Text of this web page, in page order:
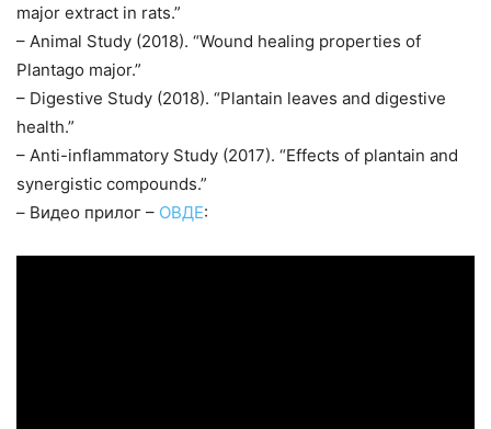
major extract in rats.”
– Animal Study (2018). “Wound healing properties of
Plantago major.”
– Digestive Study (2018). “Plantain leaves and digestive
health.”
– Anti-inflammatory Study (2017). “Effects of plantain and
synergistic compounds.”
– Видео прилог – ОВДЕ: